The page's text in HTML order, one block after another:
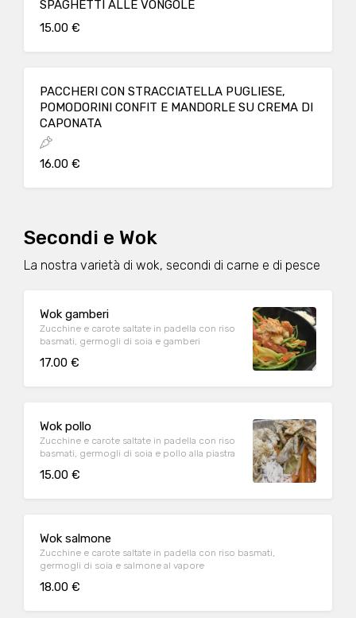
SPAGHETTI ALLE VONGOLE
15.00 €
PACCHERI CON STRACCIATELLA PUGLIESE,
POMODORINI CONFIT E MANDORLE SU CREMA DI
CAPONATA
16.00 €
Secondi e Wok
La nostra varietà di wok, secondi di carne e di pesce
Wok gamberi
Zucchine e carote saltate in padella con riso
basmati, germogli di soia e gamberi
17.00 €
Wok pollo
Zucchine e carote saltate in padella con riso
basmati, germogli di soia e pollo alla piastra
15.00 €
Wok salmone
Zucchine e carote saltate in padella con riso basmati,
germogli di soia e salmone al vapore
18.00 €